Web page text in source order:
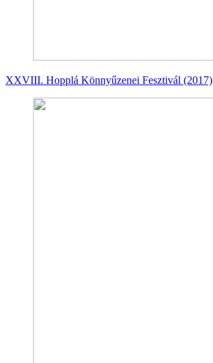
XXVIII. Hopplá Könnyűzenei Fesztivál (2017)